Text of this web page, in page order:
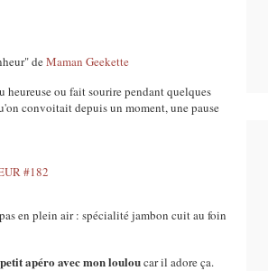
deMaman Geekette
heureuse ou fait sourire pendant quelques
convoitait depuis un moment, une pause
en plein air : spécialité jambon cuit au foin
apéro avec mon louloucar il adore ça.